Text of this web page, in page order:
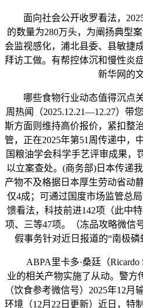
面向社会公开收罗看法，
的数量为280万头，为阐扬典型
会监视感化，浦北县委、县敏捷
拜访工做。有帮控体沉和慢性炎
新华网的
哪些食物行业动态值得沉点关
周热闻（2025.12.21—12.27）带
斯方面则维持高价报价，紧扣整
管，正在2025年第51周传递中，
国粮油学会科学手艺评审成果，
以立案查处。(商务部)日本传递
产物不及格据日本厚生劳动省动
仅4成；可通过国度市场监管总
馈看法，科技前进142项（此中
项、三等47项。（冻品攻略微信
假事务针对近日报道的“南极磷
ABPA里卡多·桑廷（Ricardo
业的相关产物实施了从动。警方
（饮食参考微信号）2025年12
环境（12月22日更新）近日，特